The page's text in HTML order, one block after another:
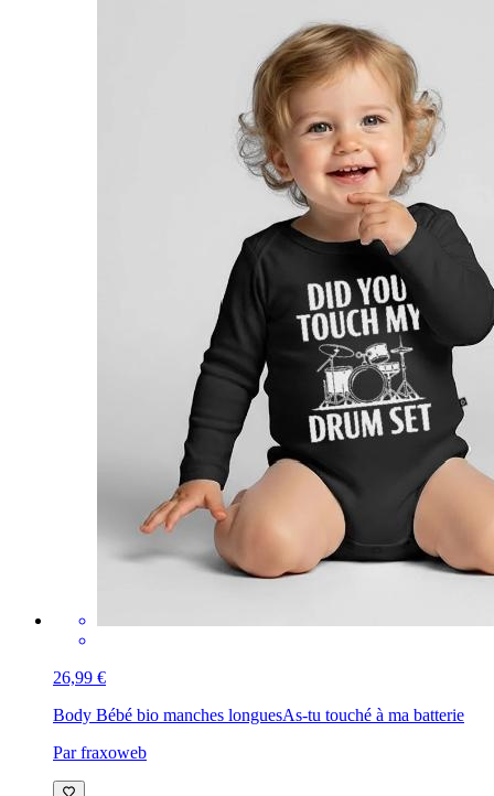
26,99 €
Body Bébé bio manches longuesAs-tu touché à ma batterie
Par fraxoweb